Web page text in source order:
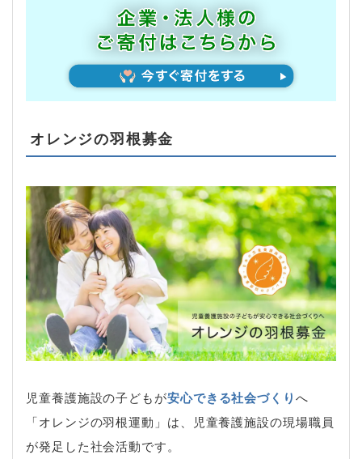
オレンジの羽根募金
児童養護施設の子どもが安心できる社会づくりへ
「オレンジの羽根運動」は、児童養護施設の現場職員
が発足した社会活動です。